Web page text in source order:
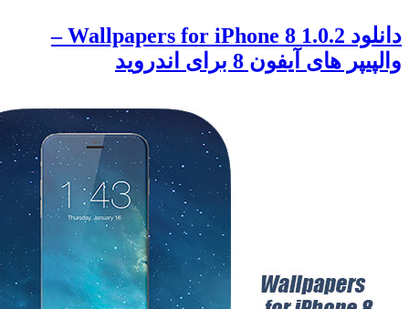
دانلود Wallpapers for iPhone 8 1.0.2 –
های آیفون 8 برای اندروید